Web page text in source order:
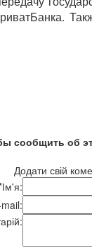
сообщить об
Додати свій
Ім'я: